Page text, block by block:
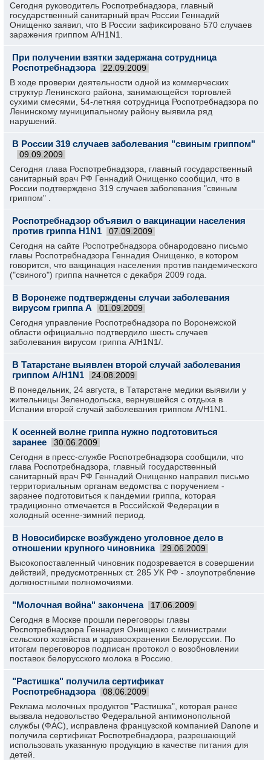
Сегодня руководитель Роспотребнадзора, главный
государственный санитарный врач России Геннадий
Онищенко заявил, что В России зафиксировано 570 случаев
заражения гриппом A/H1N1.
При получении взятки задержана сотрудница
Роспотребнадзора
22.09.2009
В ходе проверки деятельности одной из коммерческих
структур Ленинского района, занимающейся торговлей
сухими смесями, 54-летняя сотрудница Роспотребнадзора по
Ленинскому муниципальному району выявила ряд
нарушений.
В России 319 случаев заболевания "свиным гриппом"
09.09.2009
Сегодня глава Роспотребнадзора, главный государственный
санитарный врач РФ Геннадий Онищенко сообщил, что в
России подтверждено 319 случаев заболевания "свиным
гриппом" .
Роспотребнадзор объявил о вакцинации населения
против гриппа H1N1
07.09.2009
Сегодня на сайте Роспотребнадзора обнародовано письмо
главы Роспотребнадзора Геннадия Онищенко, в котором
говорится, что вакцинация населения против пандемического
("свиного") гриппа начнется с декабря 2009 года.
В Воронеже подтверждены случаи заболевания
вирусом гриппа А
01.09.2009
Сегодня управление Роспотребнадзора по Воронежской
области официально подтвердило шесть случаев
заболевания вирусом гриппа А/H1N1/.
В Татарстане выявлен второй случай заболевания
гриппом A/H1N1
24.08.2009
В понедельник, 24 августа, в Татарстане медики выявили у
жительницы Зеленодольска, вернувшейся с отдыха в
Испании второй случай заболевания гриппом A/H1N1.
К осенней волне гриппа нужно подготовиться
заранее
30.06.2009
Сегодня в пресс-службе Роспотребнадзора сообщили, что
глава Роспотребнадзора, главный государственный
санитарный врач РФ Геннадий Онищенко направил письмо
территориальным органам ведомства с поручением -
заранее подготовиться к пандемии гриппа, которая
традиционно отмечается в Российской Федерации в
холодный осенне-зимний период.
В Новосибирске возбуждено уголовное дело в
отношении крупного чиновника
29.06.2009
Высокопоставленный чиновник подозревается в совершении
действий, предусмотренных ст. 285 УК РФ - злоупотребление
должностными полномочиями.
"Молочная война" закончена 17.06.2009
Сегодня в Москве прошли переговоры главы
Роспотребнадзора Геннадия Онищенко с министрами
сельского хозяйства и здравоохранения Белоруссии. По
итогам переговоров подписан протокол о возобновлении
поставок белорусского молока в Россию.
"Растишка" получила сертификат
Роспотребнадзора
08.06.2009
Реклама молочных продуктов "Растишка", которая ранее
вызвала недовольство Федеральной антимонопольной
службы (ФАС), исправлена французской компанией Danone и
получила сертификат Роспотребнадзора, разрешающий
использовать указанную продукцию в качестве питания для
детей.